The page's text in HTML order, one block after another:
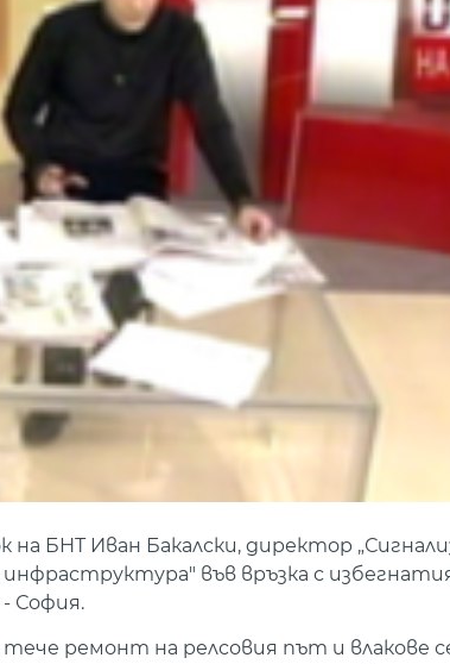
БНТ Иван Бакалски, директор
във връзка с
София.
ремонт на релсовия път и влакове